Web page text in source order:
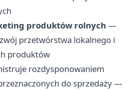
produktów rolnych —
przetwórstwa lokalnego i
produktów
rozdysponowaniem
do sprzedaży —